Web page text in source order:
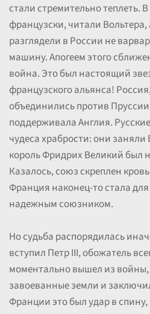
стали стремительно теплеть.
французски, читали
разглядели в России не
машину. Апогеем этого
война. Это был настоящий
французского альянса!
объединились против
поддерживала Англия.
чудеса храбрости: они
король Фридрих Великий был
Казалось, союз скреплен
Франция наконец-то стала
надежным союзником.
Но судьба распорядилась
вступил Петр III, обожатель
моментально вышел из
завоеванные земли и
Франции это был удар в